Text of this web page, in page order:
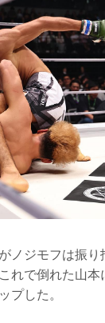
ノジモフは振り
れで倒れた山
プした。